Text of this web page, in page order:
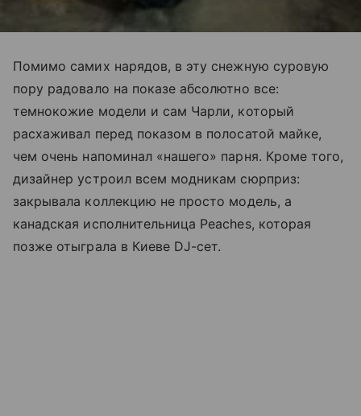
Помимо самих нарядов, в эту снежную суровую
пору радовало на показе абсолютно все:
темнокожие модели и сам Чарли, который
расхаживал перед показом в полосатой майке,
чем очень напоминал «нашего» парня. Кроме того,
дизайнер устроил всем модникам сюрприз:
закрывала коллекцию не просто модель, а
канадская исполнительница Peaches, которая
позже отыграла в Киеве DJ-сет.